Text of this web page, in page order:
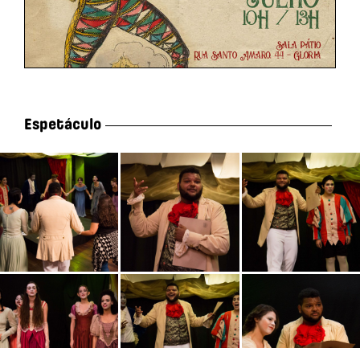
Espetáculo